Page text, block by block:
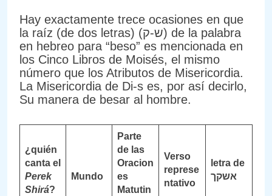
Hay exactamente trece ocasiones en que
la raíz (de dos letras) (ש-ק) de la palabra
en hebreo para “beso” es mencionada en
los Cinco Libros de Moisés, el mismo
número que los Atributos de Misericordia.
La Misericordia de Di-s es, por así decirlo,
Su manera de besar al hombre.
¿quién
canta el
Perek
Shirá?
Mundo
Parte
de las
Oracion
es
Matutin
Verso
represe
ntativo
letra de
אשקך